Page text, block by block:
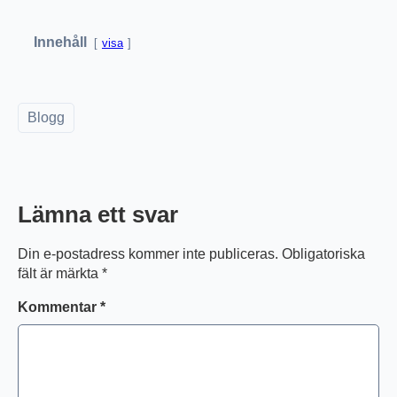
Innehåll visa
Blogg
Lämna ett svar
Din e-postadress kommer inte publiceras. Obligatoriska
fält är märkta *
Kommentar *